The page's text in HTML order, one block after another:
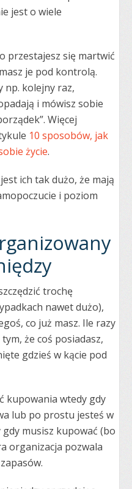
jest o wiele
przestajesz się martwić
je pod kontrolą.
np. kolejny raz,
i mówisz sobie
Więcej
10 sposobów, jak
życie.
ich tak dużo, że mają
i poziom
trochę
nawet dużo),
co już masz. Ile razy
że coś posiadasz,
gdzieś w kącie pod
kupowania wtedy gdy
lub po prostu jesteś w
musisz kupować (bo
organizacja pozwala